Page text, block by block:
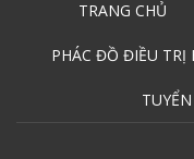
TRANG CHỦ
PHÁC ĐỒ ĐIỀU TRỊ